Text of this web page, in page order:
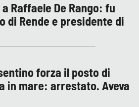
Raffaele De Rango: fu
di Rende e presidente di
forza il posto di
in mare: arrestato. Aveva